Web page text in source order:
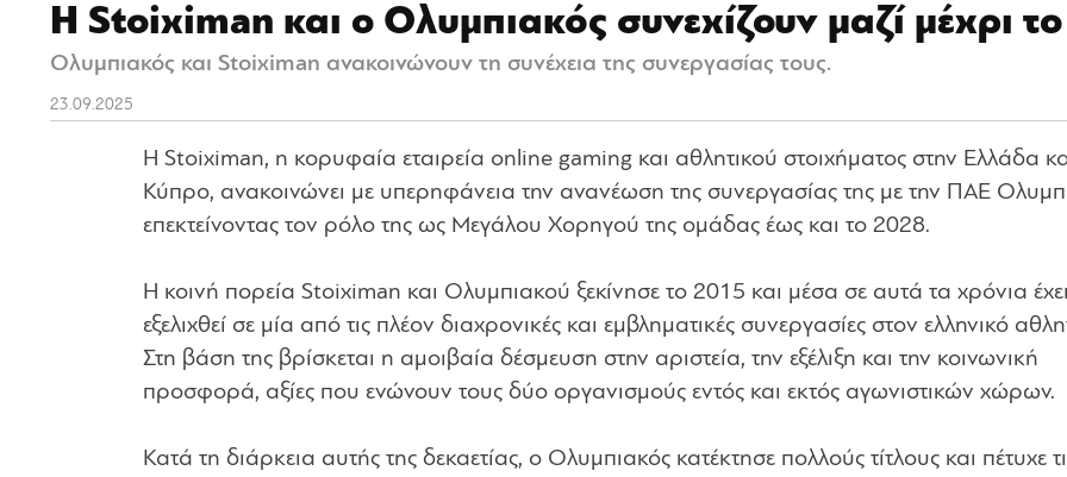
Η Stoiximan και ο Ολυμπιακός συνεχίζουν μαζί μέχρι
Ολυμπιακός και Stoiximan ανακοινώνουν τη συνέχεια της συνεργασίας τους.
23.09.2025
Η Stoiximan, η κορυφαία εταιρεία online gaming και αθλητικού στοιχήματος στην Ελλάδα
Κύπρο, ανακοινώνει με υπερηφάνεια την ανανέωση της συνεργασίας της με την ΠΑΕ
επεκτείνοντας τον ρόλο της ως Μεγάλου Χορηγού της ομάδας έως και το 2028.
Η κοινή πορεία Stoiximan και Ολυμπιακού ξεκίνησε το 2015 και μέσα σε αυτά τα χρόνια έχει
εξελιχθεί σε μία από τις πλέον διαχρονικές και εμβληματικές συνεργασίες στον ελληνικό
Στη βάση της βρίσκεται η αμοιβαία δέσμευση στην αριστεία, την εξέλιξη και την κοινωνική
προσφορά, αξίες που ενώνουν τους δύο οργανισμούς εντός και εκτός αγωνιστικών χώρων.
Κατά τη διάρκεια αυτής της δεκαετίας, ο Ολυμπιακός κατέκτησε πολλούς τίτλους και πέτυχε